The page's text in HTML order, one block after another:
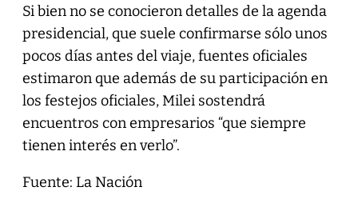
Si bien no se conocieron detalles de la agenda
presidencial, que suele confirmarse sólo unos
pocos días antes del viaje, fuentes oficiales
estimaron que además de su participación en
los festejos oficiales, Milei sostendrá
encuentros con empresarios “que siempre
tienen interés en verlo”.
Fuente: La Nación